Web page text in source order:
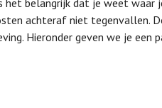
het belangrijk dat je weet
achteraf niet tegenvallen.
Hieronder geven we je een